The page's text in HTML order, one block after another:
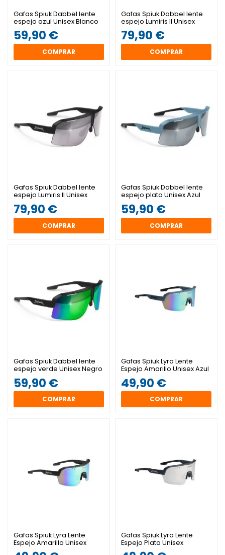
Gafas Spiuk Dabbel lente
espejo azul Unisex Blanco
59,90 €
COMPRAR
Gafas Spiuk Dabbel lente
espejo Lumiris II Unisex
Blanco
79,90 €
COMPRAR
Gafas Spiuk Dabbel lente
espejo Lumiris II Unisex
Negro
79,90 €
COMPRAR
Gafas Spiuk Dabbel lente
espejo plata Unisex Azul
59,90 €
COMPRAR
Gafas Spiuk Dabbel lente
espejo verde Unisex Negro
59,90 €
COMPRAR
Gafas Spiuk Lyra Lente
Espejo Amarillo Unisex Azul
49,90 €
COMPRAR
Gafas Spiuk Lyra Lente
Espejo Amarillo Unisex
Negra
Gafas Spiuk Lyra Lente
Espejo Plata Unisex
Antracita